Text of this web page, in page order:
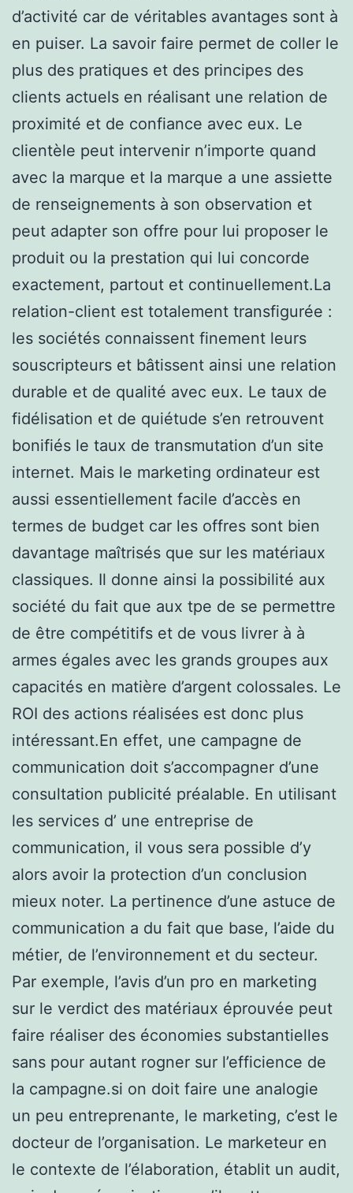
d’activité car de véritables avantages sont à
en puiser. La savoir faire permet de coller le
plus des pratiques et des principes des
clients actuels en réalisant une relation de
proximité et de confiance avec eux. Le
clientèle peut intervenir n’importe quand
avec la marque et la marque a une assiette
de renseignements à son observation et
peut adapter son offre pour lui proposer le
produit ou la prestation qui lui concorde
exactement, partout et continuellement.La
relation-client est totalement transfigurée :
les sociétés connaissent finement leurs
souscripteurs et bâtissent ainsi une relation
durable et de qualité avec eux. Le taux de
fidélisation et de quiétude s’en retrouvent
bonifiés le taux de transmutation d’un site
internet. Mais le marketing ordinateur est
aussi essentiellement facile d’accès en
termes de budget car les offres sont bien
davantage maîtrisés que sur les matériaux
classiques. Il donne ainsi la possibilité aux
société du fait que aux tpe de se permettre
de être compétitifs et de vous livrer à à
armes égales avec les grands groupes aux
capacités en matière d’argent colossales. Le
ROI des actions réalisées est donc plus
intéressant.En effet, une campagne de
communication doit s’accompagner d’une
consultation publicité préalable. En utilisant
les services d’ une entreprise de
communication, il vous sera possible d’y
alors avoir la protection d’un conclusion
mieux noter. La pertinence d’une astuce de
communication a du fait que base, l’aide du
métier, de l’environnement et du secteur.
Par exemple, l’avis d’un pro en marketing
sur le verdict des matériaux éprouvée peut
faire réaliser des économies substantielles
sans pour autant rogner sur l’efficience de
la campagne.si on doit faire une analogie
un peu entreprenante, le marketing, c’est le
docteur de l’organisation. Le marketeur en
le contexte de l’élaboration, établit un audit,